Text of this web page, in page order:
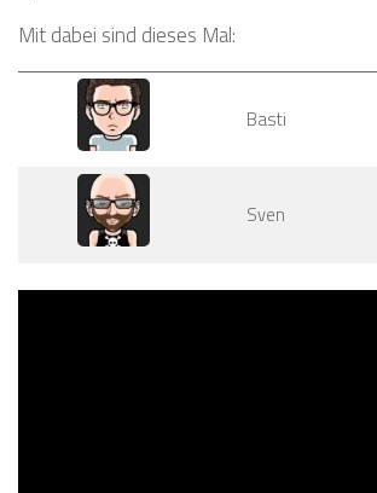
Mit dabei sind dieses Mal:
Basti
Sven